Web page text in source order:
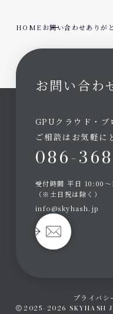
HOME お問い合わせありが
お問い合わ
GPUクラウド・ブ
ご相談はお気軽に
086-
受付時間 平日 10:00
（※土日祝は除く）
info@skyhash.jp
プライバシ
2025–2026 SKYHASH